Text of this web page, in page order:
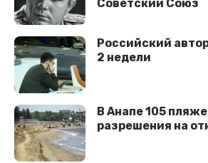
Советский Союз
Российский
2 недели
В Анапе 105
разрешения на